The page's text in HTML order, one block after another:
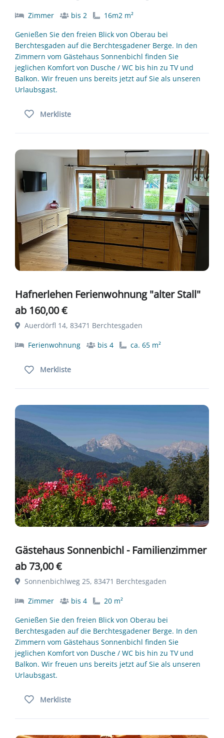
Zimmer bis 2
16m2 m²
Genießen Sie den freien Blick von Oberau bei
Berchtesgaden auf die Berchtesgadener Berge. In den
Zimmern vom Gästehaus Sonnenbichl finden Sie
jeglichen Komfort von Dusche / WC bis hin zu TV und
Balkon. Wir freuen uns bereits jetzt auf Sie als unseren
Urlaubsgast.
Merkliste
Hafnerlehen Ferienwohnung "alter Stall"
ab 160,00 €
Auerdörfl 14, 83471 Berchtesgaden
Ferienwohnung bis 4 ca. 65 m²
Merkliste
Gästehaus Sonnenbichl - Familienzimmer
ab 73,00 €
Sonnenbichlweg 25, 83471 Berchtesgaden
Zimmer bis 4
20 m²
Genießen Sie den freien Blick von Oberau bei
Berchtesgaden auf die Berchtesgadener Berge. In den
Zimmern vom Gästehaus Sonnenbichl finden Sie
jeglichen Komfort von Dusche / WC bis hin zu TV und
Balkon. Wir freuen uns bereits jetzt auf Sie als unseren
Urlaubsgast.
Merkliste